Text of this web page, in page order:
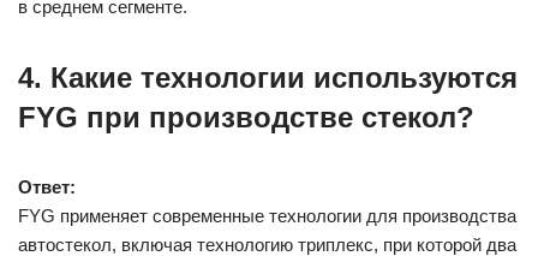
в среднем сегменте.
4. Какие технологии используются
FYG при производстве стекол?
Ответ:
FYG применяет современные технологии для производства
автостекол, включая технологию триплекс, при которой два